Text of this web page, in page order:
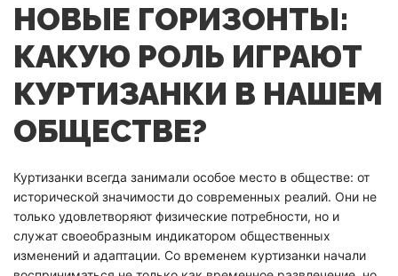
НОВЫЕ ГОРИЗОНТЫ:
КАКУЮ РОЛЬ ИГРАЮТ
КУРТИЗАНКИ В НАШЕМ
ОБЩЕСТВЕ?
Куртизанки всегда занимали особое место в обществе: от
исторической значимости до современных реалий. Они не
только удовлетворяют физические потребности, но и
служат своеобразным индикатором общественных
изменений и адаптации. Со временем куртизанки начали